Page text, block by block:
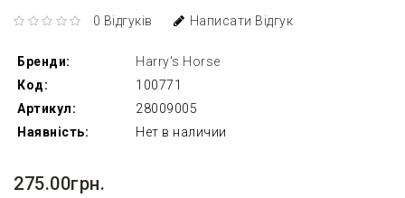
0 Відгуків Написати Відгук
Бренди:
Harry's Horse
Код:
100771
Артикул:
28009005
Наявність:
Нет в наличии
275.00грн.